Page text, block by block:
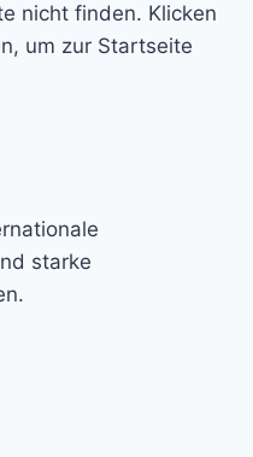
nicht finden. Klicken
um zur Startseite
starke